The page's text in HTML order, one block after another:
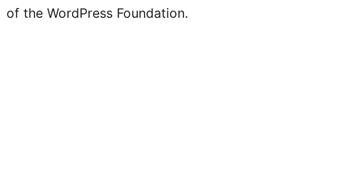
of the WordPress Foundation.